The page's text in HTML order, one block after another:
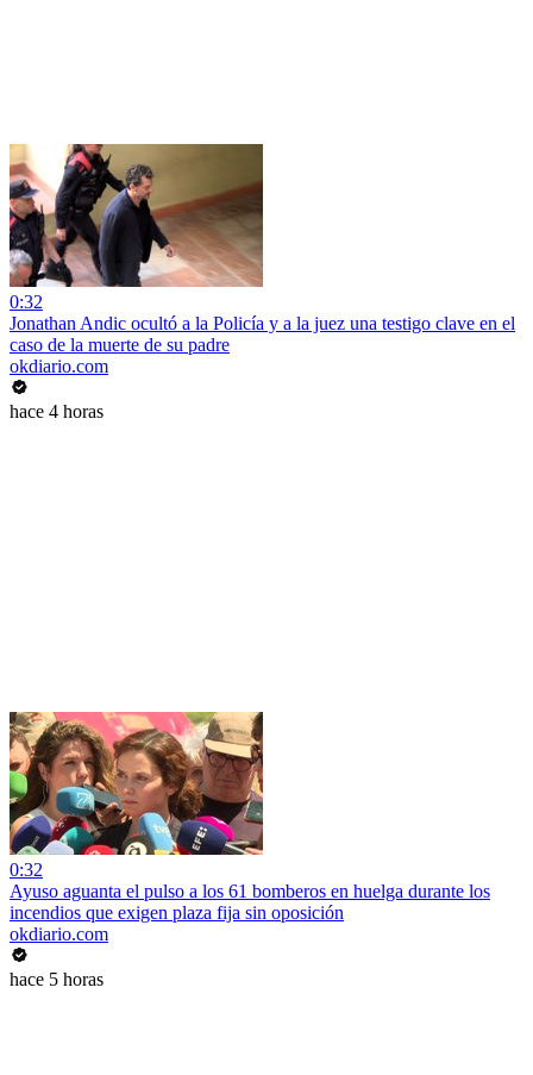
0:32
Jonathan Andic ocultó a la Policía y a la juez una testigo clave en el
caso de la muerte de su padre
okdiario.com
hace 4 horas
0:32
Ayuso aguanta el pulso a los 61 bomberos en huelga durante los
incendios que exigen plaza fija sin oposición
okdiario.com
hace 5 horas